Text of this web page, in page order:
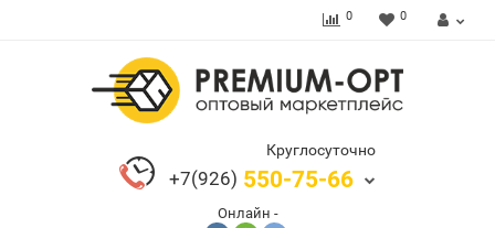
0 0
Круглосуточно
+7(926) 550-75-66
Онлайн -